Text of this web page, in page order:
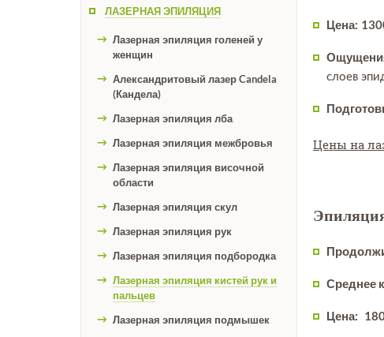
ЛАЗЕРНАЯ ЭПИЛЯЦИЯ
Лазерная эпиляция голеней у
женщин
Александритовый лазер Candela
(Кандела)
Лазерная эпиляция лба
Лазерная эпиляция межбровья
Лазерная эпиляция височной
области
Лазерная эпиляция скул
Лазерная эпиляция рук
Лазерная эпиляция подбородка
Лазерная эпиляция кистей рук и
пальцев
Лазерная эпиляция подмышек
Цена:
слоев
Цены на
Среднее
Цена: